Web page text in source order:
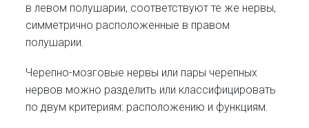
в левом полушарии, соответствуют те же нервы,
симметрично расположенные в правом
полушарии.
Черепно-мозговые нервы или пары черепных
нервов можно разделить или классифицировать
по двум критериям: расположению и функциям.